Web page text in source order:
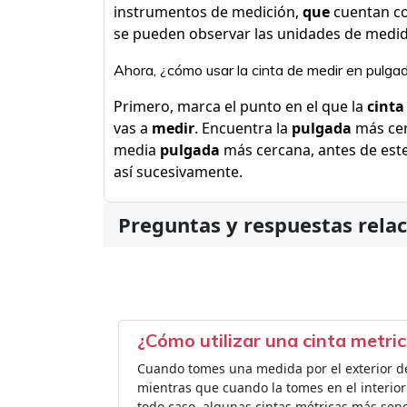
instrumentos de medición, quecuentan
se pueden observar las unidades de
Ahora, ¿cómo usar la cinta de medir en
Primero, marca el punto en el que la cinta
vas a medir. Encuentra la pulgada más
media pulgada más cercana, antes de
así sucesivamente.
Preguntas y respuestas
¿Cómo utilizar una cinta
Cuando tomes una medida por el exterior
mientras que cuando la tomes en el